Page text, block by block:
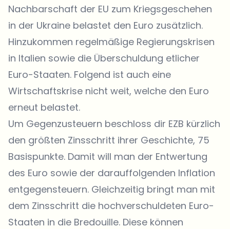
Nachbarschaft der EU zum Kriegsgeschehen
in der Ukraine belastet den Euro zusätzlich.
Hinzukommen regelmäßige Regierungskrisen
in Italien sowie die Überschuldung etlicher
Euro-Staaten. Folgend ist auch eine
Wirtschaftskrise nicht weit, welche den Euro
erneut belastet.
Um Gegenzusteuern beschloss dir EZB kürzlich
den größten Zinsschritt ihrer Geschichte, 75
Basispunkte. Damit will man der Entwertung
des Euro sowie der darauffolgenden Inflation
entgegensteuern. Gleichzeitig bringt man mit
dem Zinsschritt die hochverschuldeten Euro-
Staaten in die Bredouille. Diese können